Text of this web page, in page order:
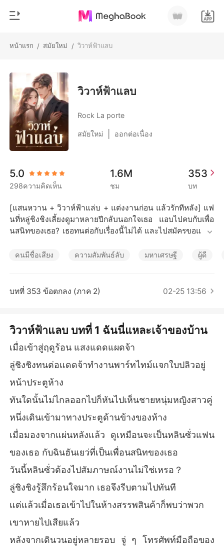
หน้าแรก / สมัยใหม่ / วิวาห์ฟ้าแลบ
เติมเงิน
ประวัติการอ่าน
ออกจากระบบ
ดาวน์โหลดแอป
หมวดหมู่
สมัยใหม่
ประวัติศาสตร์
โรแมนติก
มหาเศรษฐี
เรื่องสั้นคัดสรร
วิวาห์ฟ้าแลบ
Rock La porte
สมัยใหม่ ออกต่อเนื่อง
5.0
298ความคิดเห็น
1.6M
ชม
353
บท
[แสนหวาน + วิวาห์ฟ้าแล่บ + แต่งงานก่อน แล้วรักทีหลัง] แฟ
นที่หลู่ชิงชิงเลี้ยงดูมาหลายปีกลับนอกใจเธอ แอบไปคบกับเพื่อ
นสนิทของเธอ? เธอทนต่อกับเรื่องนี้ไม่ได้ และไปสมัครขอแต่งง
ากการแต่งงานแล้ว ชายคนนั้นคำหนึ่งก็ว่าเขาจะออกค่าใช้จ่า
าดคิดว่าชายคนนี้กลับกลายเป็นคนให้ความสำคัญกับภรรยาตั
มีความสุข สิ่งที่ทำให้เธอประหลาดใจยิ่งกว่านั้นคือทุกครั้งที่เธอ
ประสบปัญหา เขาก็สามารถแก้ปัญหาให้เธอได้ตลอด ทุกครั้งที่เ
ธอถามเกี่ยวกับเรื่องพวกนี้ เขามักจะหัวเราะและเปลี่ยนเรื่องอย่
ะทั่งวันหนึ่ง ภายใต้การเลี้ยงดูจากสามีของเธออย่างต่อเนื่อง เธ
อก็ประสบความสำเร็จเช่นกัน จากนั้นเธอถึงพบว่ามีผู้ชายคนหนึ่
งในนิตยสารการเงินระดับโลกที่ดูเหมือนสามีของเธอทุกประกา
ร...
คนมีชื่อเสียง ความสัมพันธ์ลับ มหาเศรษฐี ผู้ดี
บทที่ 353 ข้อตกลง (ภาค 2) 02-25 13:56
วิวาห์ฟ้าแลบ บทที่ 1 ฉันนี่แหละเจ้าของบ้าน
เมื่อเข้าสู่ฤดูร้อน แสงแดดแผดจ้า
ลู่ชิงชิงทนต่อแดดจ้าทำงานพาร์ทไทม์แจกใบปลิวอยู่
หน้าประตูห้าง
ทันใดนั้นไม่ไกลออกไปก็หันไปเห็นชายหนุ่มหญิงสาวคู่
หนึ่งเดินเข้ามาทางประตูด้านข้างของห้าง
เมื่อมองจากแผ่นหลังแล้ว ดูเหมือนจะเป็นหลินซั่วแฟน
ของเธอ กับฉินฮันเยว่ที่เป็นเพื่อนสนิทของเธอ
วันนี้หลินซั่วต้องไปสัมภาษณ์งานไม่ใช่เหรอ？
ลู่ชิงชิงรู้สึกร้อนใจมาก เธอจึงรีบตามไปทันที
แต่แล้วเมื่อเธอเข้าไปในห้างสรรพสินค้าก็พบว่าพวก
เขาหายไปเสียแล้ว
หลังจากเดินวนอยู่หลายรอบ จู่ ๆ โทรศัพท์มือถือของ